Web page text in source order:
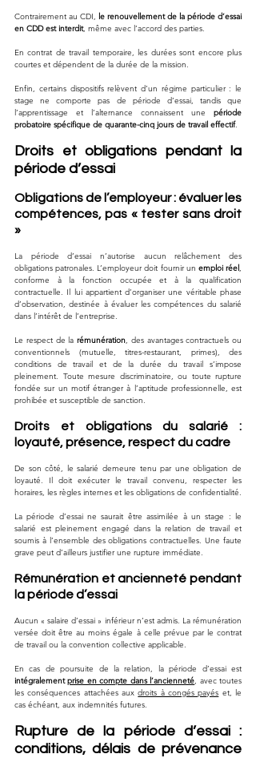
Contrairement au CDI, le renouvellement de la période d’essai
en CDD est interdit, même avec l’accord des parties.
En contrat de travail temporaire, les durées sont encore plus
courtes et dépendent de la durée de la mission.
Enfin, certains dispositifs relèvent d’un régime particulier : le
stage ne comporte pas de période d’essai, tandis que
l’apprentissage et l’alternance connaissent une période
probatoire spécifique de quarante-cinq jours de travail effectif.
Droits et obligations pendant la
période d’essai
Obligations de l’employeur : évaluer les
compétences, pas « tester sans droit
»
La période d’essai n’autorise aucun relâchement des
obligations patronales. L’employeur doit fournir un emploi réel ,
conforme à la fonction occupée et à la qualification
contractuelle. Il lui appartient d’organiser une véritable phase
d’observation, destinée à évaluer les compétences du salarié
dans l’intérêt de l’entreprise.
Le respect de la rémunération, des avantages contractuels ou
conventionnels (mutuelle, titres-restaurant, primes), des
conditions de travail et de la durée du travail s’impose
pleinement. Toute mesure discriminatoire, ou toute rupture
fondée sur un motif étranger à l’aptitude professionnelle, est
prohibée et susceptible de sanction.
Droits et obligations du salarié :
loyauté, présence, respect du cadre
De son côté, le salarié demeure tenu par une obligation de
loyauté. Il doit exécuter le travail convenu, respecter les
La période d’essai ne saurait être assimilée à un stage : le
salarié est pleinement engagé dans la relation de travail et
soumis à l’ensemble des obligations contractuelles. Une faute
grave peut d’ailleurs justifier une rupture immédiate.
Rémunération et ancienneté pendant
la période d’essai
Aucun « salaire d’essai » inférieur n’est admis. La rémunération
versée doit être au moins égale à celle prévue par le contrat
de travail ou la convention collective applicable.
intégralement prise en compte dans l’ancienneté, avec toutes
les conséquences attachées aux droits à congés payés et, le
cas échéant, aux indemnités futures.
Rupture de la période d’essai :
conditions, délais de prévenance